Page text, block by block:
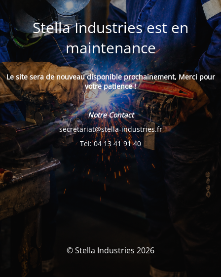
Stella Industries est en
maintenance
Le site sera de nouveau disponible prochainement, Merci pour
votre patience !
Notre Contact
secretariat@stella-industries.fr
Tel: 04 13 41 91 40
© Stella Industries 2026